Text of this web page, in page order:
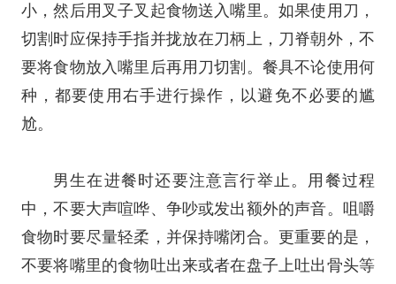
小，然后用叉子叉起食物送入嘴里。如果使用刀，
切割时应保持手指并拢放在刀柄上，刀脊朝外，不
要将食物放入嘴里后再用刀切割。餐具不论使用何
种，都要使用右手进行操作，以避免不必要的尴
尬。
男生在进餐时还要注意言行举止。用餐过程
中，不要大声喧哗、争吵或发出额外的声音。咀嚼
食物时要尽量轻柔，并保持嘴闭合。更重要的是，
不要将嘴里的食物吐出来或者在盘子上吐出骨头等